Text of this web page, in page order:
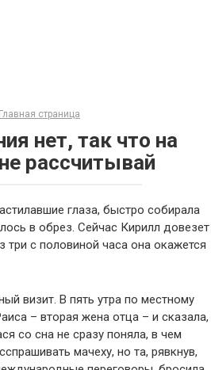
Главная страница
нет, так что на
рассчитывай
глаза, быстро собирала
в обрез. Сейчас Кирилл довезет
три с половиной часа она окажется
визит. В пять утра по местному
– вторая жена отца – и сказала,
со сна не сразу поняла, в чем
мачеху, но та, рявкнув,